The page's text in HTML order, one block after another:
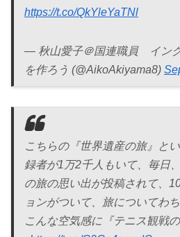
https://t.co/QkYleYaTNl
— 秋山愛子＠国連職員 イン
を作ろう (@AikoAkiyama8)
こちらの『世界遺産の旅』と
録者が1万2千人もいて、毎日
の旅の思い出が投稿されて、
ョンがついて、旅についてわち
こんな空気感に『テニス観戦